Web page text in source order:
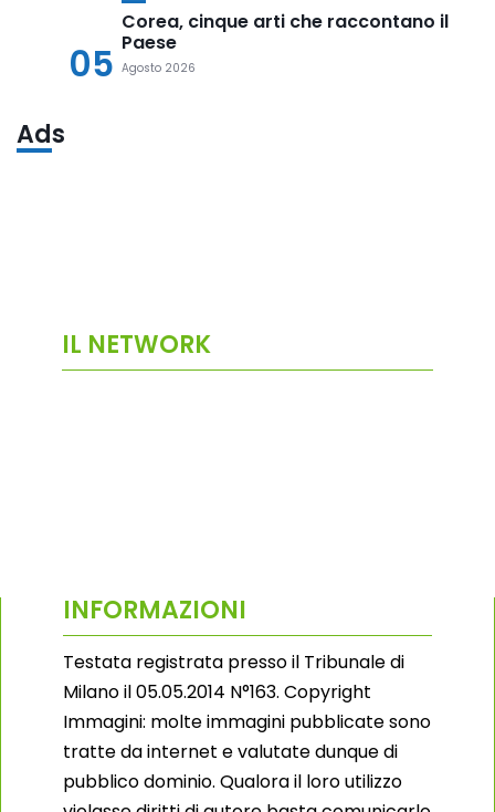
05
Corea, cinque arti che raccontano il
Paese
Agosto 2026
Ads
IL NETWORK
INFORMAZIONI
Testata registrata presso il Tribunale di
Milano il 05.05.2014 N°163. Copyright
Immagini: molte immagini pubblicate sono
tratte da internet e valutate dunque di
pubblico dominio. Qualora il loro utilizzo